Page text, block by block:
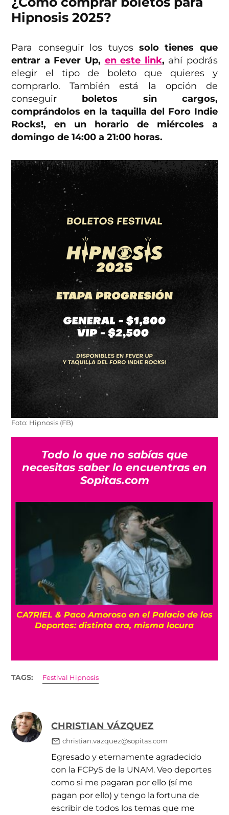
Hipnosis 2025?
Para conseguir los tuyos solo tienes que
entrar a Fever Up, en este link, ahí podrás
elegir el tipo de boleto que quieres y
comprarlo. También está la opción de
conseguir boletos sin cargos,
comprándolos en la taquilla del Foro Indie
Rocks!, en un horario de miércoles a
domingo de 14:00 a 21:00 horas.
Foto: Hipnosis (FB)
Todo lo que no sabías que
necesitas saber lo encuentras en
Sopitas.com
el Palacio de los
locura
ENTREVISTA La despedida de
TAGS: Festival Hipnosis
CHRISTIAN VÁZQUEZ
christian.vazquez@sopitas.com
Egresado y eternamente agradecido
con la FCPyS de la UNAM. Veo deportes
como si me pagaran por ello (sí me
pagan por ello) y tengo la fortuna de
escribir de todos los temas que me